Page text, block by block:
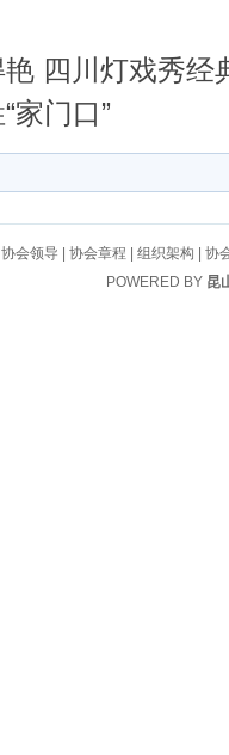
四川灯戏秀经
家门口”
|协会领导 |协会章程 |组织架构 |协
POWERED BY 昆